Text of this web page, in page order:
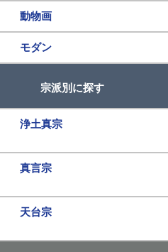
動物画
モダン
宗派別に探す
浄土真宗
真言宗
天台宗